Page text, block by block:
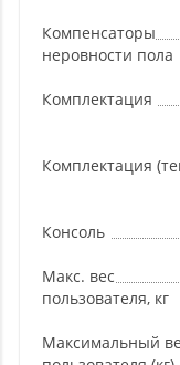
Компенсаторы
неровности пола
Комплектация
Комплектация
Консоль
Макс. вес
пользователя, кг
Максимальный